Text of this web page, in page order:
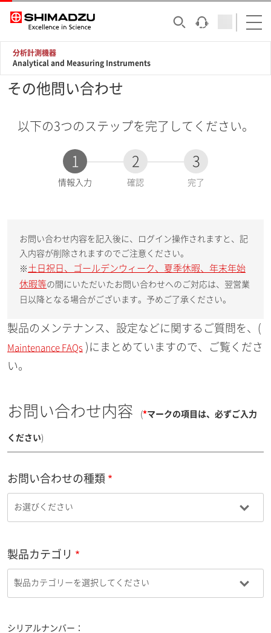
分析計測機器
Analytical and Measuring Instruments
その他問い合わせ
以下の3つのステップを完了してください。
1
現
情報入力
2
確認
3
完了
お問い合わせ内容を記入後に、ログイン操作されますと、記
入内容が削除されますのでご注意ください。
※ 土日祝日、ゴールデンウィーク、夏季休暇、年末年始
休暇等の間にいただいたお問い合わせへのご対応は、翌営業
日以降となる場合がございます。予めご了承ください。
製品のメンテナンス、設定などに関するご質問を、(
Maintenance FAQs )にまとめていますので、ご覧くださ
い。
お問い合わせ内容 (*マークの項目は、必ずご入力
ください)
お問い合わせの種類
製品カテゴリ
シリアルナンバー：